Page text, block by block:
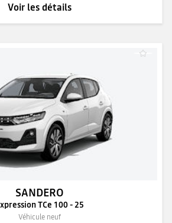
Voir les détails
SANDERO
TCe 100 - 25
Véhicule neuf